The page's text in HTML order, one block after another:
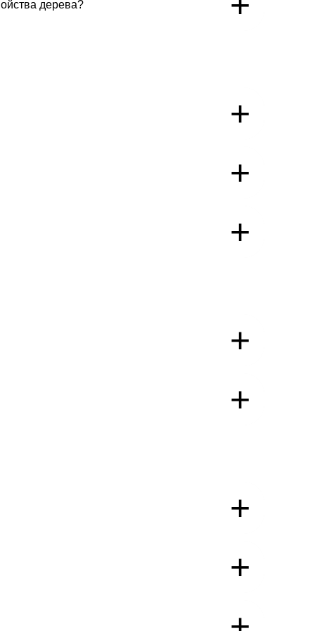
дерева?
+
+
+
+
+
+
+